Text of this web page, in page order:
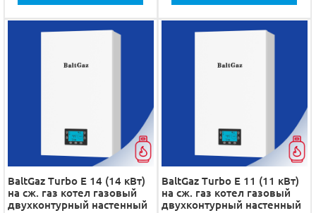
BaltGaz Turbo E 14 (14 кВт)
на сж. газ котел газовый
двухконтурный настенный
BaltGaz Turbo E 11 (11 кВт)
на сж. газ котел газовый
двухконтурный настенный